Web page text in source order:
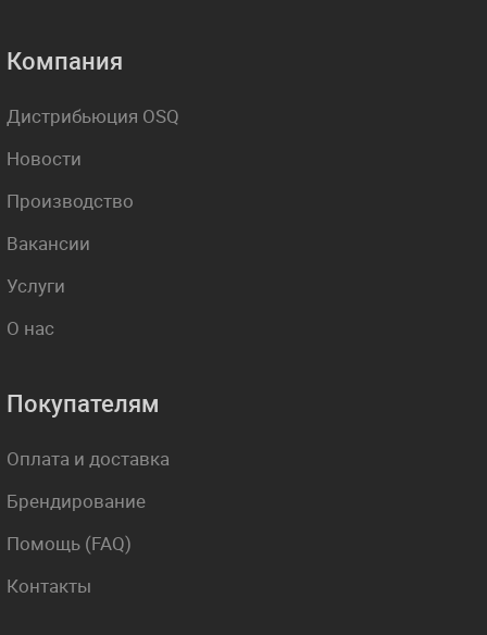
Компания
Дистрибьюция OSQ
Новости
Производство
Вакансии
Услуги
О нас
Покупателям
Оплата и доставка
Брендирование
Помощь (FAQ)
Контакты